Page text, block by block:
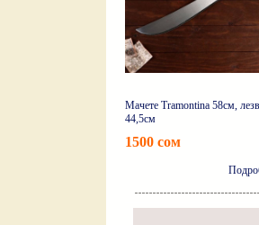
Мачете Tramontina 58см,
44,5см
1500 сом